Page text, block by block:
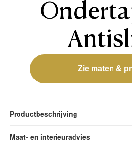
Zie maten &
Productbeschrijving
Superior Ondertapijt / Antislip
Maat- en interieuradvies